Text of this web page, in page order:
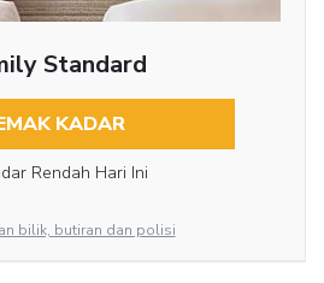
Standard
KADAR
Rendah Hari Ini
bilik, butiran dan polisi